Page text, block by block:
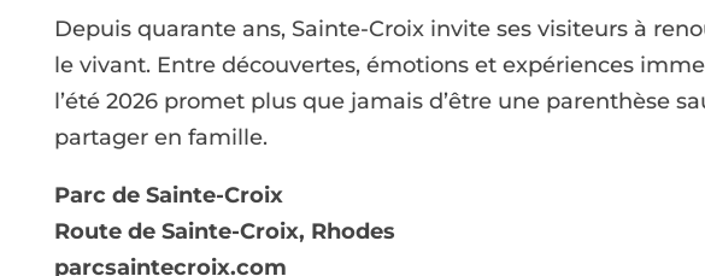
Depuis quarante ans, Sainte-Croix invite ses visiteurs à
le vivant. Entre découvertes, émotions et expériences
l’été 2026 promet plus que jamais d’être une parenthèse
partager en famille.
Parc de Sainte-Croix
Route de Sainte-Croix, Rhodes
parcsaintecroix.com